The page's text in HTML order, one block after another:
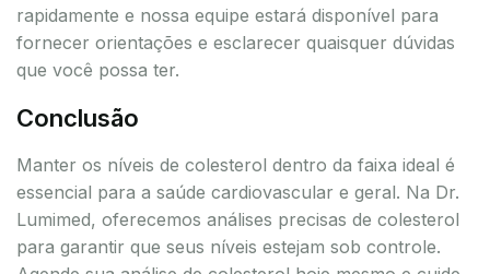
rapidamente e nossa equipe estará disponível para
fornecer orientações e esclarecer quaisquer dúvidas
que você possa ter.
Conclusão
Manter os níveis de colesterol dentro da faixa ideal é
essencial para a saúde cardiovascular e geral. Na Dr.
Lumimed, oferecemos análises precisas de colesterol
para garantir que seus níveis estejam sob controle.